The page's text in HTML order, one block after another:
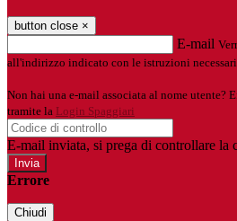
button close ×
E-mail
all'indirizzo indicato con le istruzioni
Non hai una e-mail associata al nome utente?
tramite la Login Spaggiari
E-mail inviata, si prega di controllare la
Errore
Chiudi